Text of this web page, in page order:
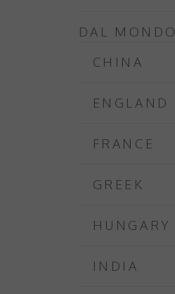
DAL MONDO
CHINA
ENGLAND
FRANCE
GREEK
HUNGARY
INDIA